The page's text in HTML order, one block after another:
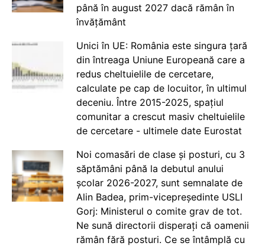
până în august 2027 dacă rămân în
învățământ
Unici în UE: România este singura țară
din întreaga Uniune Europeană care a
redus cheltuielile de cercetare,
calculate pe cap de locuitor, în ultimul
deceniu. Între 2015-2025, spațiul
comunitar a crescut masiv cheltuielile
de cercetare - ultimele date Eurostat
Noi comasări de clase și posturi, cu 3
săptămâni până la debutul anului
școlar 2026-2027, sunt semnalate de
Alin Badea, prim-vicepreședinte USLI
Gorj: Ministerul o comite grav de tot.
Ne sună directorii disperați că oamenii
rămân fără posturi. Ce se întâmplă cu